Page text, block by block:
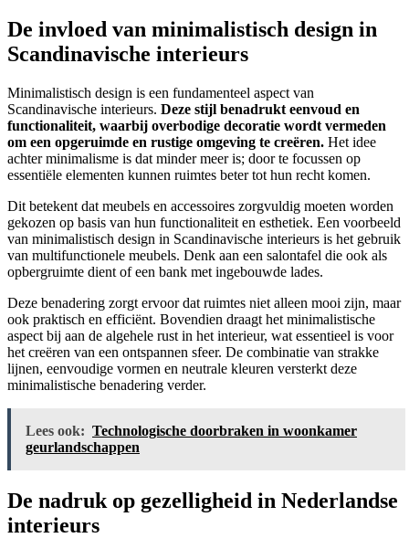
De invloed van minimalistisch design in
Scandinavische interieurs
Minimalistisch design is een fundamenteel aspect van
Scandinavische interieurs. Deze stijl benadrukt eenvoud en
functionaliteit, waarbij overbodige decoratie wordt vermeden
om een opgeruimde en rustige omgeving te creëren. Het idee
achter minimalisme is dat minder meer is; door te focussen op
essentiële elementen kunnen ruimtes beter tot hun recht komen.
Dit betekent dat meubels en accessoires zorgvuldig moeten worden
gekozen op basis van hun functionaliteit en esthetiek. Een voorbeeld
van minimalistisch design in Scandinavische interieurs is het gebruik
van multifunctionele meubels. Denk aan een salontafel die ook als
opbergruimte dient of een bank met ingebouwde lades.
Deze benadering zorgt ervoor dat ruimtes niet alleen mooi zijn, maar
ook praktisch en efficiënt. Bovendien draagt het minimalistische
aspect bij aan de algehele rust in het interieur, wat essentieel is voor
het creëren van een ontspannen sfeer. De combinatie van strakke
lijnen, eenvoudige vormen en neutrale kleuren versterkt deze
minimalistische benadering verder.
Lees ook: Technologische doorbraken in woonkamer
geurlandschappen
De nadruk op gezelligheid in Nederlandse
interieurs